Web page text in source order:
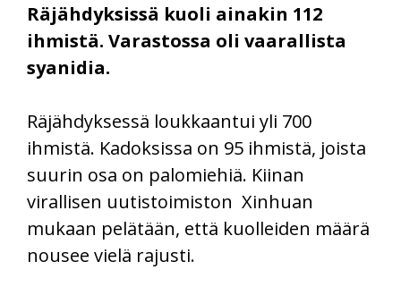
Räjähdyksissä kuoli ainakin 112
ihmistä. Varastossa oli vaarallista
syanidia.
Räjähdyksessä loukkaantui yli 700
ihmistä. Kadoksissa on 95 ihmistä, joista
suurin osa on palomiehiä. Kiinan
virallisen uutistoimiston Xinhuan
mukaan pelätään, että kuolleiden määrä
nousee vielä rajusti.